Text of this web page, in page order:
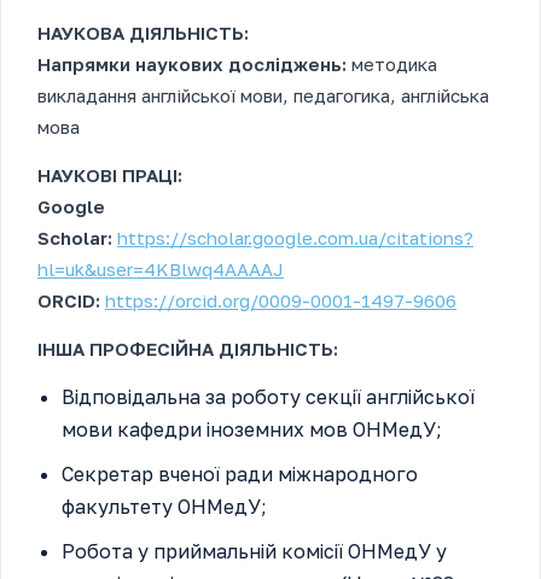
НАУКОВА ДІЯЛЬНІСТЬ:
Напрямки наукових досліджень: методика
викладання англійської мови, педагогика, англійська
мова
НАУКОВІ ПРАЦІ:
Google
Scholar: https://scholar.google.com.ua/citations?
hl=uk&user=4KBlwq4AAAAJ
ORCID: https://orcid.org/0009-0001-1497-9606
ІНША ПРОФЕСІЙНА ДІЯЛЬНІСТЬ:
Відповідальна за роботу секції англійської
мови кафедри іноземних мов ОНМедУ;
Секретар вченої ради міжнародного
факультету ОНМедУ;
Робота у приймальній комісії ОНМедУ у